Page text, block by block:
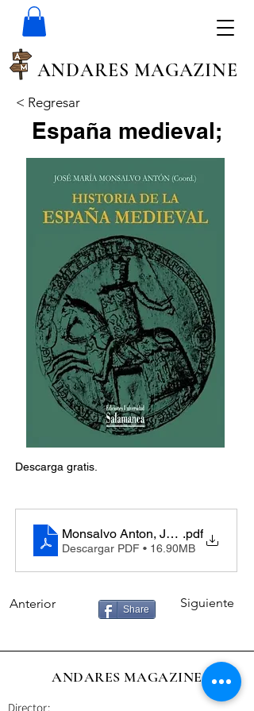
ANDARES MAGAZINE
< Regresar
España medieval;
Descarga gratis.
Monsalvo Anton, Jose Maria. -
.pdf
Descargar PDF • 16.90MB
Anterior Share Siguiente
ANDARES MAGAZINE
Director: